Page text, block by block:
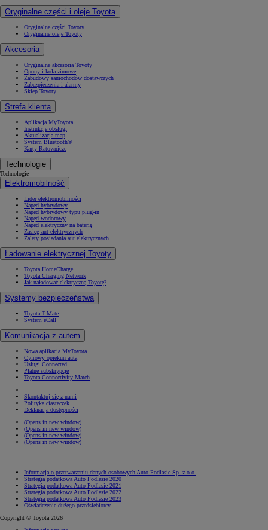
Oryginalne części i oleje Toyota
Oryginalne części Toyoty
Oryginalne oleje Toyoty
Akcesoria
Oryginalne akcesoria Toyoty
Opony i koła zimowe
Zabudowy samochodów dostawczych
Zabezpieczenia i alarmy
Sklep Toyoty
Strefa klienta
Aplikacja MyToyota
Instrukcje obsługi
Aktualizacja map
System Bluetooth®
Karty Ratownicze
Technologie
Technologie
Elektromobilność
Lider elektromobilności
Napęd hybrydowy
Napęd hybrydowy typu plug-in
Napęd wodorowy
Napęd elektryczny na baterię
Zasięg aut elektrycznych
Zalety posiadania aut elektrycznych
Ładowanie elektrycznej Toyoty
Toyota HomeCharge
Toyota Charging Network
Jak naładować elektryczną Toyotę?
Systemy bezpieczeństwa
Toyota T-Mate
System eCall
Komunikacja z autem
Nowa aplikacja MyToyota
Cyfrowy opiekun auta
Usługi Connected
Płatne subskrypcje
Toyota Connectivity Match
Skontaktuj się z nami
Polityka ciasteczek
Deklaracja dostępności
(Opens in new window)
(Opens in new window)
(Opens in new window)
(Opens in new window)
Informacja o przetwarzaniu danych osobowych Auto Podlasie Sp. z o.o.
Strategia podatkowa Auto Podlasie 2020
Strategia podatkowa Auto Podlasie 2021
Strategia podatkowa Auto Podlasie 2022
Strategia podatkowa Auto Podlasie 2023
Oświadczenie dużego przedsiębiorcy
Copyright © Toyota 2026